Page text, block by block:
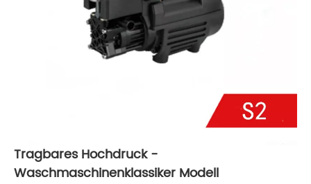
Tragbares Hochdruck -
Waschmaschinenklassiker Modell